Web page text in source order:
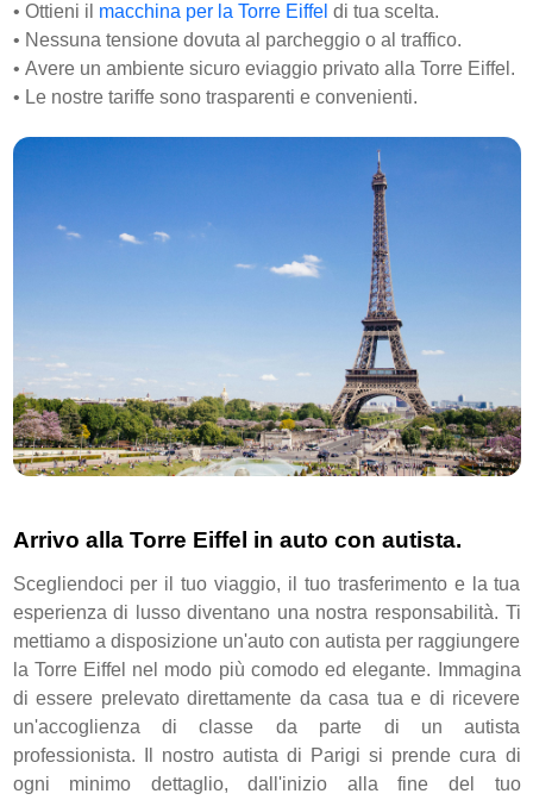
• Ottieni il macchina per la Torre Eiffel di tua scelta.
• Nessuna tensione dovuta al parcheggio o al traffico.
• Avere un ambiente sicuro eviaggio privato alla Torre Eiffel.
• Le nostre tariffe sono trasparenti e convenienti.
Arrivo alla Torre Eiffel in auto con autista.
Scegliendoci per il tuo viaggio, il tuo trasferimento e la tua
esperienza di lusso diventano una nostra responsabilità. Ti
mettiamo a disposizione un'auto con autista per raggiungere
la Torre Eiffel nel modo più comodo ed elegante. Immagina
di essere prelevato direttamente da casa tua e di ricevere
un'accoglienza di classe da parte di un autista
professionista. Il nostro autista di Parigi si prende cura di
ogni minimo dettaglio, dall'inizio alla fine del tuo